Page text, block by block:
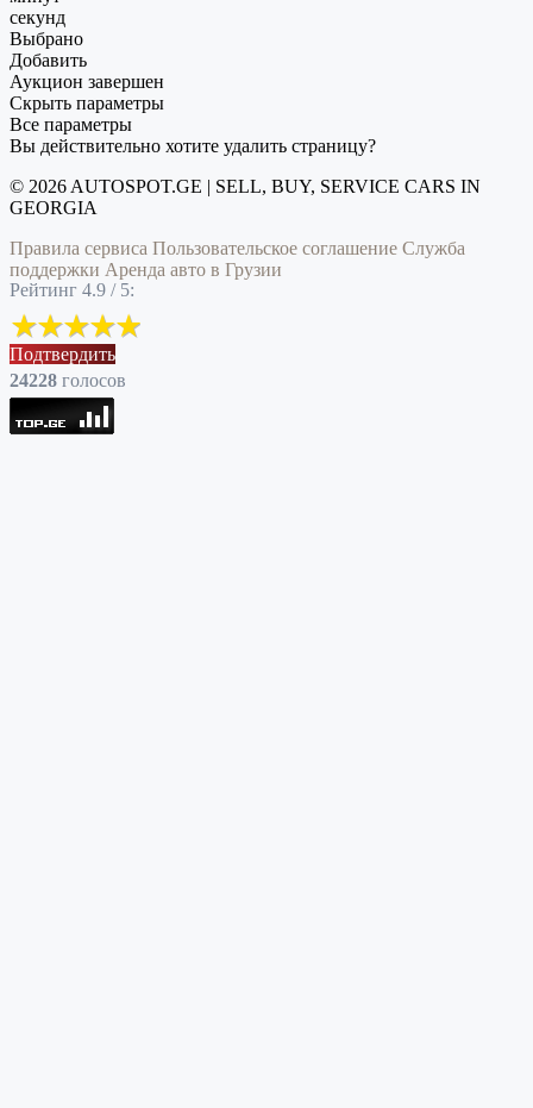
секунд
Выбрано
Добавить
Аукцион завершен
Скрыть параметры
Все параметры
Вы действительно хотите удалить страницу?
© 2026 AUTOSPOT.GE | SELL, BUY, SERVICE CARS IN
GEORGIA
Правила сервиса Пользовательское соглашение Служба
поддержки Аренда авто в Грузии
Рейтинг 4.9 / 5:
Подтвердить
24228 голоcов